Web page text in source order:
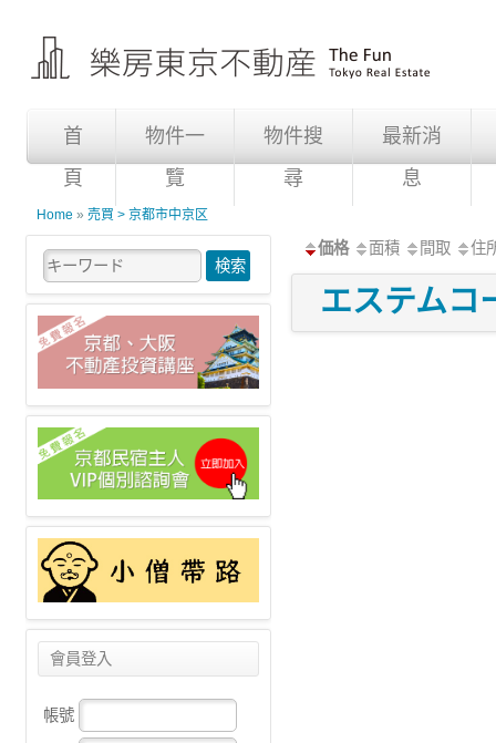
首
頁
物件一
覽
物件搜
尋
最新消
息
Home » 売買 > 京都市中京区
価格 面積 間取 住
エステムコ
會員登入
帳號